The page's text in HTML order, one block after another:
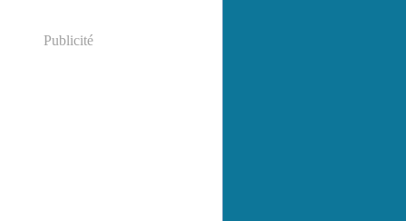
Publicité